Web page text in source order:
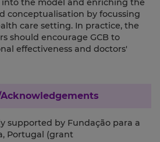
the model and enriching the
conceptualisation by focussing
care setting. In practice, the
should encourage GCB to
effectiveness and doctors'
supported by Fundação para a
Portugal (grant